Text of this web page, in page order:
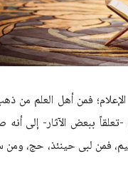
فمن أهل العلم من
تعلقاً ببعض الآثار- إلى
فمن لبى حينئذ، حج،